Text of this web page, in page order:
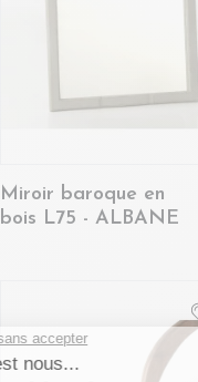
Miroir baroque en
bois L75 - ALBANE